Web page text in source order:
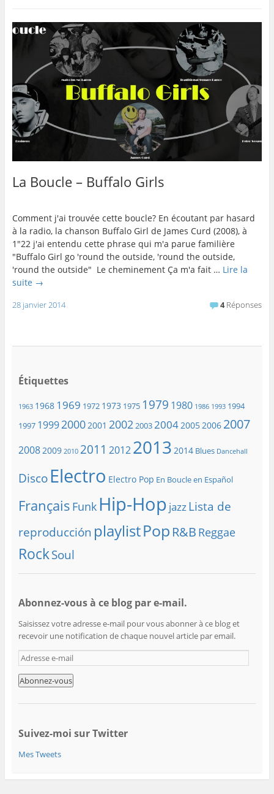
La Boucle – Buffalo Girls
Comment j'ai trouvée cette boucle? En écoutant par hasard
à la radio, la chanson Buffalo Girl de James Curd (2008), à
1"22 j'ai entendu cette phrase qui m'a parue familière
"Buffalo Girl go 'round the outside, 'round the outside,
'round the outside" Le cheminement Ça m'a fait … Lire la
suite →
28 janvier 2014 4Réponses
Étiquettes
1963 1968 1969 1972 1973 1975 1979 1980 1986 1993 1994
1997 19992000 2001 200220032004 2005 2006 2007
2008 2009 2010 2011 20122013 2014 Blues Dancehall
Disco Electro Electro Pop En Boucle en Español
Français Funk Hip-Hop jazzLista de
reproducción playlistPop R&B Reggae
RockSoul
Abonnez-vous à ce blog par e-mail.
Saisissez votre adresse e-mail pour vous abonner à ce blog et
recevoir une notification de chaque nouvel article par email.
A
d
r
s
e
-
a
Suivez-moi sur Twitter
Mes Tweets